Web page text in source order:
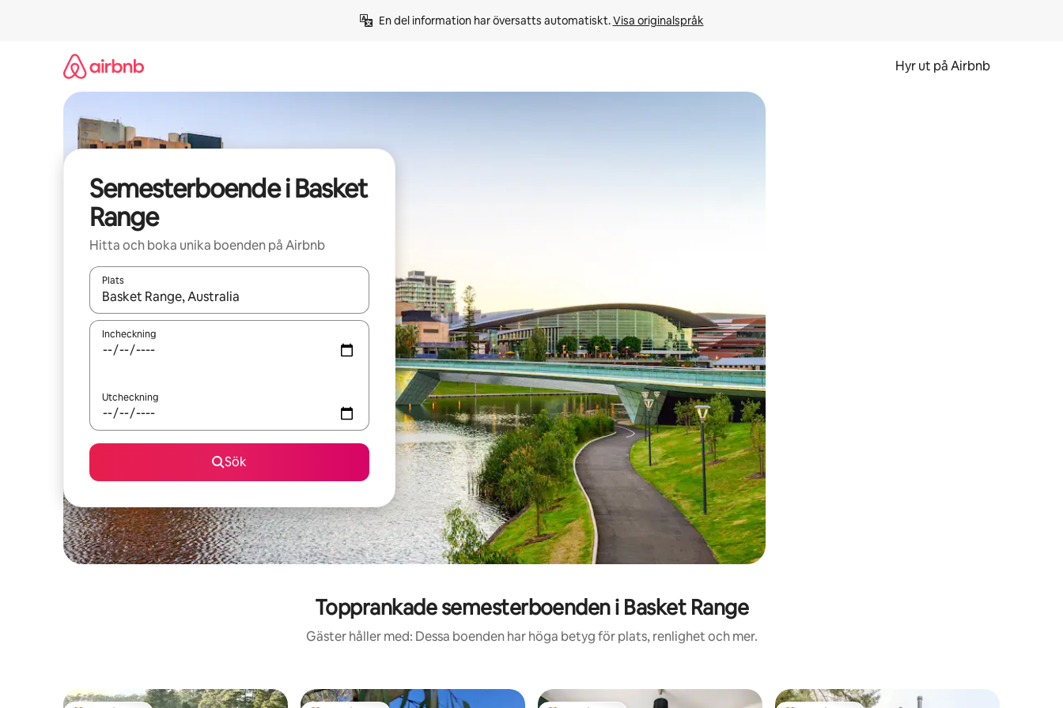
En del information har översatts automatiskt. Visa originalspråk
Hyr ut på Airbnb
Semesterboende i Basket
Range
Hitta och boka unika boenden på Airbnb
Plats
När resultaten är tillgängliga kan du navigera med upp- och nedåtpilarna eller utforska genom att trycka eller svepa.
Incheckning
Utcheckning
Sök
Topprankade semesterboenden i Basket Range
Gäster håller med: Dessa boenden har höga betyg för plats, renlighet och mer.